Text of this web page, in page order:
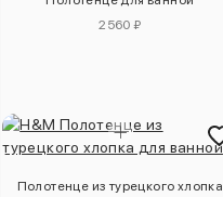
2560 ₽
Полотенце из турецкого хлопка